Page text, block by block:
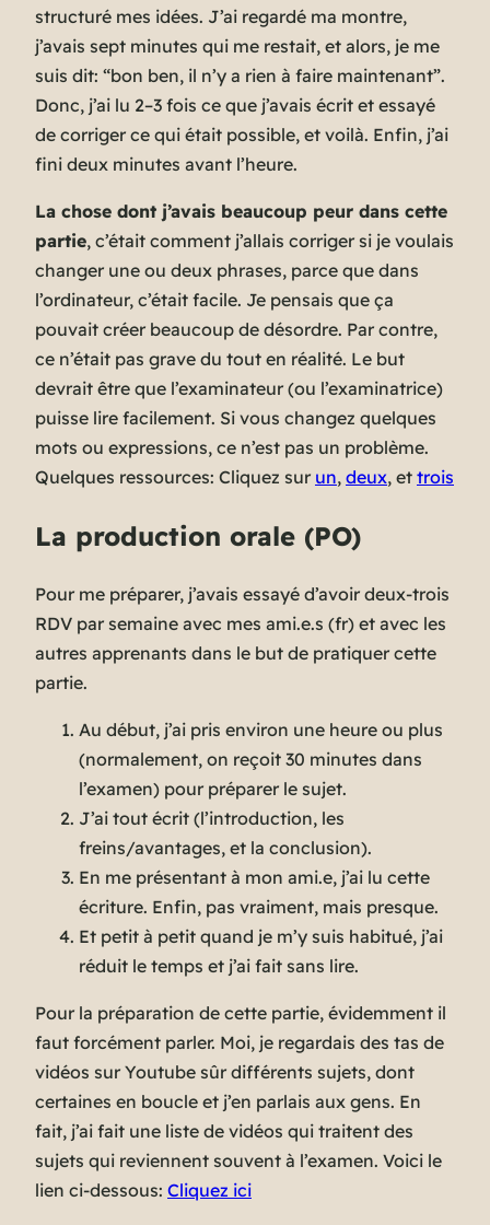
structuré mes idées. J’ai regardé ma montre,
j’avais sept minutes qui me restait, et alors, je me
suis dit: “bon ben, il n’y a rien à faire maintenant”.
Donc, j’ai lu 2–3 fois ce que j’avais écrit et essayé
de corriger ce qui était possible, et voilà. Enfin, j’ai
fini deux minutes avant l’heure.
La chose dont j’avais beaucoup peur dans cette
partie, c’était comment j’allais corriger si je voulais
changer une ou deux phrases, parce que dans
l’ordinateur, c’était facile. Je pensais que ça
pouvait créer beaucoup de désordre. Par contre,
ce n’était pas grave du tout en réalité. Le but
devrait être que l’examinateur (ou l’examinatrice)
puisse lire facilement. Si vous changez quelques
mots ou expressions, ce n’est pas un problème.
Quelques ressources: Cliquez sur un, deux, et trois
La production orale (PO)
Pour me préparer, j’avais essayé d’avoir deux-trois
RDV par semaine avec mes ami.e.s (fr) et avec les
autres apprenants dans le but de pratiquer cette
partie.
Au début, j’ai pris environ une heure ou plus
(normalement, on reçoit 30 minutes dans
l’examen) pour préparer le sujet.
J’ai tout écrit (l’introduction, les
freins/avantages, et la conclusion).
En me présentant à mon ami.e, j’ai lu cette
écriture. Enfin, pas vraiment, mais presque.
Et petit à petit quand je m’y suis habitué, j’ai
réduit le temps et j’ai fait sans lire.
Pour la préparation de cette partie, évidemment il
faut forcément parler. Moi, je regardais des tas de
vidéos sur Youtube sûr différents sujets, dont
certaines en boucle et j’en parlais aux gens. En
fait, j’ai fait une liste de vidéos qui traitent des
sujets qui reviennent souvent à l’examen. Voici le
lien ci-dessous: Cliquez ici